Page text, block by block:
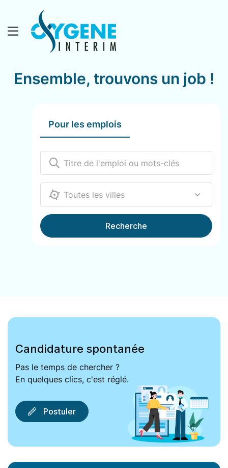
Ensemble, trouvons un job !
Pour les emplois
12000
Recherche
Candidature spontanée
Pas le temps de chercher ?
En quelques clics, c'est réglé.
Postuler